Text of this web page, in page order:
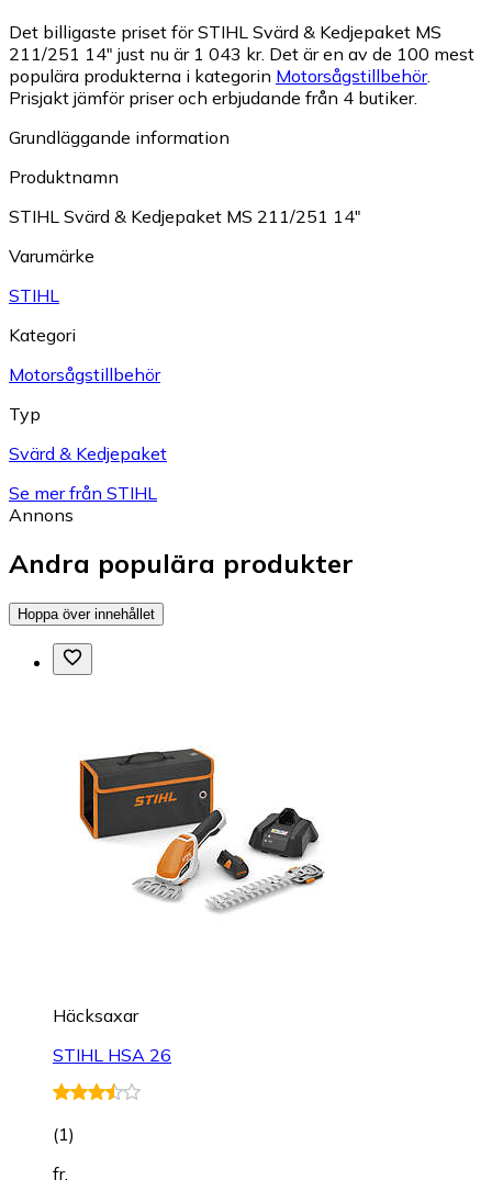
Det billigaste priset för STIHL Svärd & Kedjepaket MS
211/251 14" just nu är 1 043 kr. Det är en av de 100 mest
populära produkterna i kategorin Motorsågstillbehör.
Prisjakt jämför priser och erbjudande från 4 butiker.
Grundläggande information
Produktnamn
STIHL Svärd & Kedjepaket MS 211/251 14"
Varumärke
STIHL
Kategori
Motorsågstillbehör
Typ
Svärd & Kedjepaket
Se mer från STIHL
Annons
Andra populära produkter
Hoppa över innehållet
Häcksaxar
STIHL HSA 26
(1)
fr.